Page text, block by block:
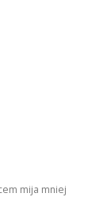
mija mniej